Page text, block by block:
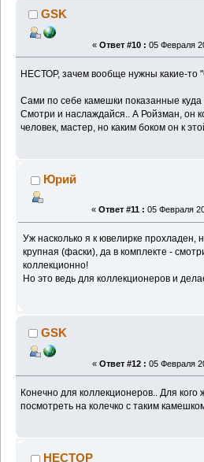
GSK
« Ответ #10 : 05 Февраля
НЕСТОР, зачем вообще нужны какие-то
Сами по себе камешки показанные
Смотри и наслаждайся.. А Ройзман, он
человек, мастер, но каким боком он к
Юрий
« Ответ #11 : 05 Февраля
Уж насколько я к ювелирке прохладен,
крупная (фаски), да в комплекте -
коллекционно!
Но это ведь для коллекционеров и
GSK
« Ответ #12 : 05 Февраля
Конечно для коллекционеров.. Для
посмотреть на колечко с таким
HECTOP